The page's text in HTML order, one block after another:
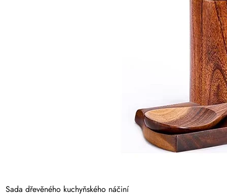
Sada dřevěného kuchyňského náčiní